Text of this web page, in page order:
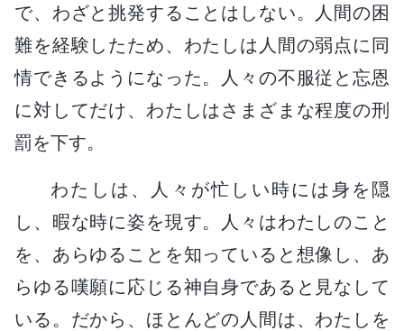
で、わざと挑発することはしない。人間の困
難を経験したため、わたしは人間の弱点に同
情できるようになった。人々の不服従と忘恩
に対してだけ、わたしはさまざまな程度の刑
罰を下す。
わたしは、人々が忙しい時には身を隠
し、暇な時に姿を現す。人々はわたしのこと
を、あらゆることを知っていると想像し、あ
らゆる嘆願に応じる神自身であると見なして
いる。だから、ほとんどの人間は、わたしを